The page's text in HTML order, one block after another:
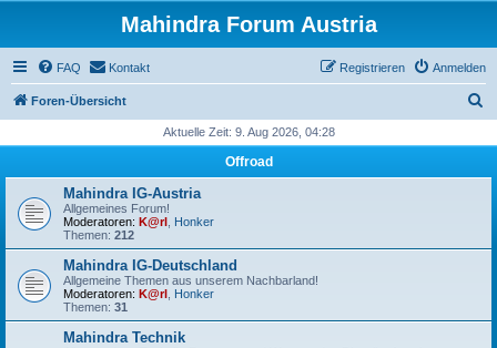
Mahindra Forum Austria
FAQ Kontakt Anmelden
Registrieren
Foren-Übersicht
h
Aktuelle Zeit: 9. Aug 2026, 04:28
Offroad
Mahindra IG-Austria
Allgemeines Forum!
Moderatoren: K@rl Honker
Themen: 212
Mahindra IG-Deutschland
Allgemeine Themen aus unserem Nachbarland!
Moderatoren: K@rl Honker
Themen: 31
Mahindra Technik